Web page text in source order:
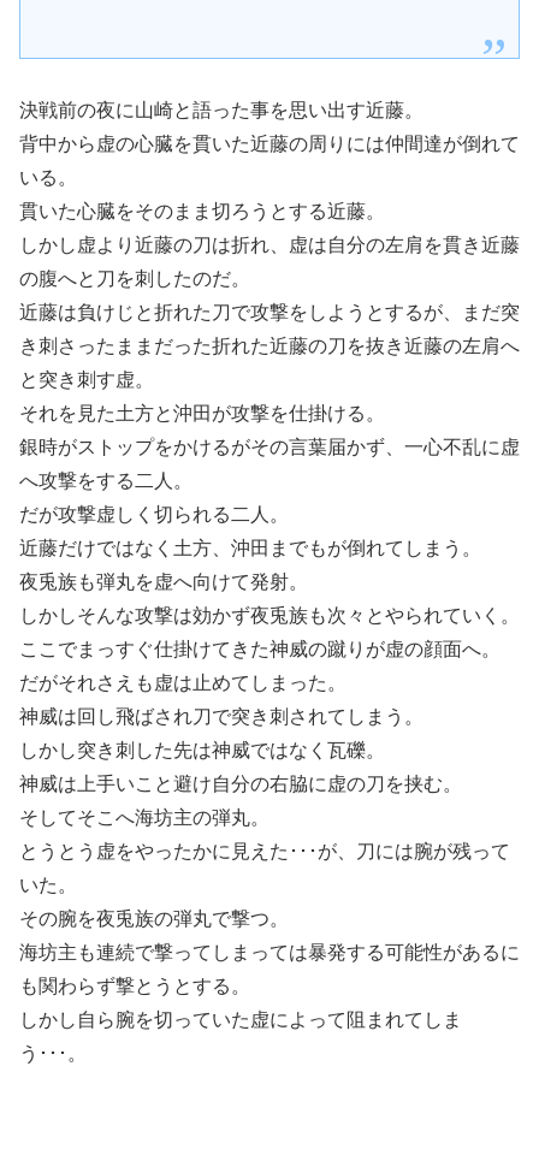
決戦前の夜に山崎と語った事を思い出す近藤。
背中から虚の心臓を貫いた近藤の周りには仲間達が倒れて
いる。
貫いた心臓をそのまま切ろうとする近藤。
しかし虚より近藤の刀は折れ、虚は自分の左肩を貫き近藤
の腹へと刀を刺したのだ。
近藤は負けじと折れた刀で攻撃をしようとするが、まだ突
き刺さったままだった折れた近藤の刀を抜き近藤の左肩へ
と突き刺す虚。
それを見た土方と沖田が攻撃を仕掛ける。
銀時がストップをかけるがその言葉届かず、一心不乱に虚
へ攻撃をする二人。
だが攻撃虚しく切られる二人。
近藤だけではなく土方、沖田までもが倒れてしまう。
夜兎族も弾丸を虚へ向けて発射。
しかしそんな攻撃は効かず夜兎族も次々とやられていく。
ここでまっすぐ仕掛けてきた神威の蹴りが虚の顔面へ。
だがそれさえも虚は止めてしまった。
神威は回し飛ばされ刀で突き刺されてしまう。
しかし突き刺した先は神威ではなく瓦礫。
神威は上手いこと避け自分の右脇に虚の刀を挟む。
そしてそこへ海坊主の弾丸。
とうとう虚をやったかに見えた･･･が、刀には腕が残って
いた。
その腕を夜兎族の弾丸で撃つ。
海坊主も連続で撃ってしまっては暴発する可能性があるに
も関わらず撃とうとする。
しかし自ら腕を切っていた虚によって阻まれてしま
う･･･。